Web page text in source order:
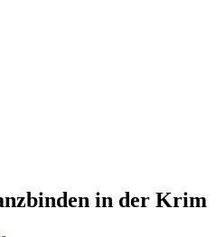
in der Krim